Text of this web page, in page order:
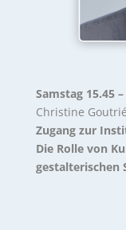
Samstag 15.45
Christine Goutrié
Zugang zur
Die Rolle von
gestalterischen